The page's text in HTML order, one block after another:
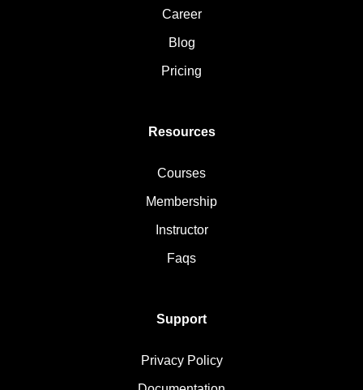
Career
Blog
Pricing
Resources
Courses
Membership
Instructor
Faqs
Support
Privacy Policy